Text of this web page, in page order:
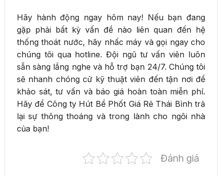
Hãy hành động ngay hôm nay! Nếu bạn đang
gặp phải bất kỳ vấn đề nào liên quan đến hệ
thống thoát nước, hãy nhấc máy và gọi ngay cho
chúng tôi qua hotline. Đội ngũ tư vấn viên luôn
sẵn sàng lắng nghe và hỗ trợ bạn 24/7. Chúng tôi
sẽ nhanh chóng cử kỹ thuật viên đến tận nơi để
khảo sát, tư vấn và báo giá hoàn toàn miễn phí.
Hãy để Công ty Hút Bể Phốt Giá Rẻ Thái Bình trả
lại sự thông thoáng và trong lành cho ngôi nhà
của bạn!
Đánh giá